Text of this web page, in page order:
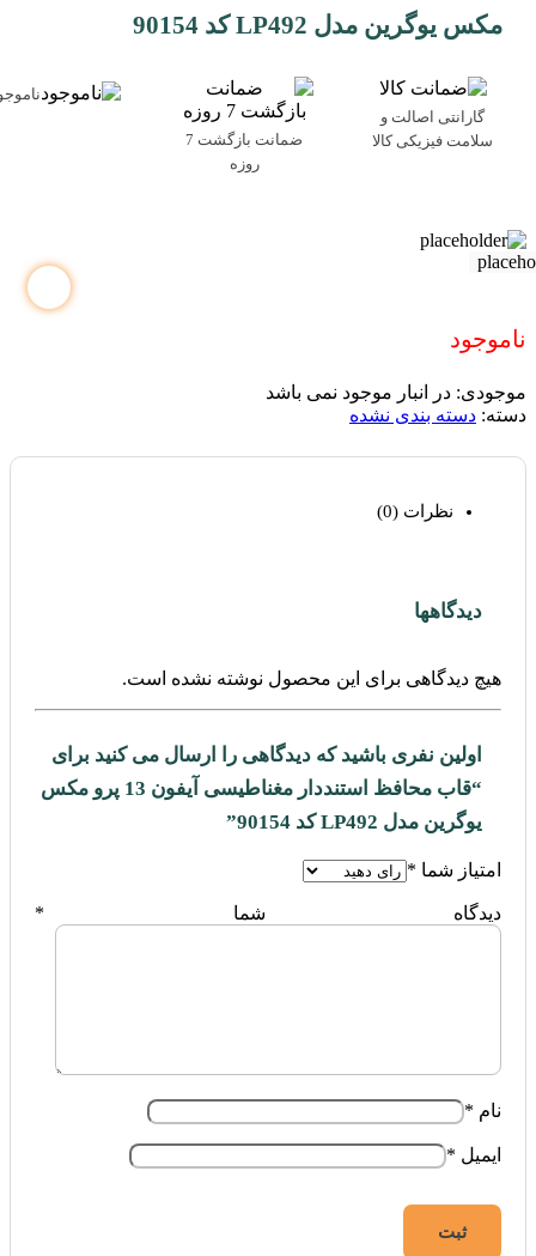
مکس یوگرین مدل LP492 کد 90154
گارانتی اصالت و
سلامت فیزیکی کالا
ضمانت بازگشت 7
روزه
ناموجود
موجودی: در انبار موجود نمی باشد
دسته: دسته بندی نشده
نظرات (0)
دیدگاهها
هیچ دیدگاهی برای این محصول نوشته نشده است.
اولین نفری باشید که دیدگاهی را ارسال می کنید برای
“قاب محافظ استنددار مغناطیسی آیفون 13 پرو مکس
یوگرین مدل LP492 کد 90154”
امتیاز شما *
دیدگاه شما *
نام *
ایمیل *